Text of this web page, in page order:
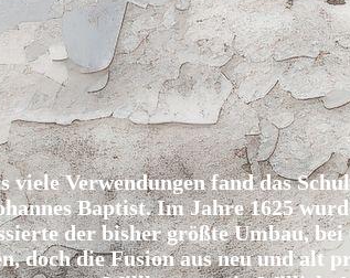
viele Verwendungen fand das
Baptist.Im Jahre 1625
der bisher größte Umbau,
doch die Fusion aus neu und alt